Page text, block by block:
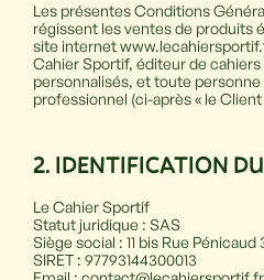
Les présentes Conditions
régissent les ventes de produits
site internet
Cahier Sportif, éditeur de
personnalisés, et toute
professionnel (ci-après « le Client
2. IDENTIFICATION
Le Cahier Sportif
Statut juridique : SAS
Siège social : 11 bis Rue
SIRET : 97793144300013